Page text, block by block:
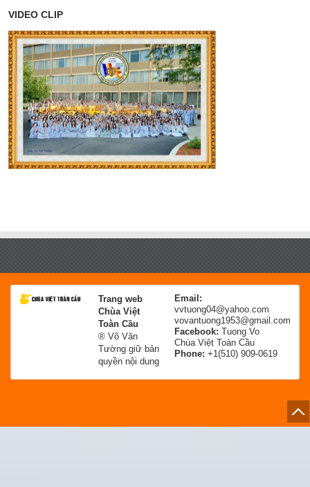
VIDEO CLIP
Trang web
Chùa Việt
Toàn Cầu
® Võ Văn
Tường giữ bản
quyền nội dung
Email:
vvtuong04@yahoo.com
vovantuong1953@gmail.com
Facebook: Tuong Vo
Chùa Việt Toàn Cầu
Phone: +1(510) 909-0619